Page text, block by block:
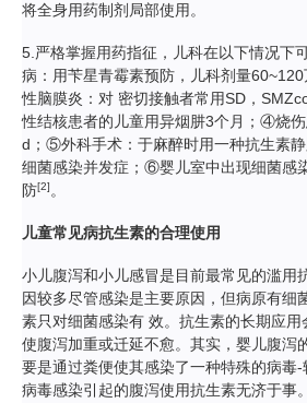
将全身用药制剂局部使用。
5.严格掌握用药指征，儿科在以下情况下
病：用苄星青霉素预防，儿科剂量
性脑膜炎：对 密切接触者常用SD，
性结核患者的儿童用异烟肼3个月；④烧
d；⑤外科手术：于麻醉时用一种抗生素
细菌感染并发症；⑥婴儿室中出现细菌感
防[2] 。
儿童常见病抗生素的合理使用
小儿腹泻和小儿感冒是目前最常见的滥用
因较多尽管感染是主要原因，但病原有细
素只对细菌感染有 效。抗生素的长期应用
使腹泻加重或迁延不愈。其实，婴儿腹泻
要是通过粪便使其感染了一种特殊的病毒
病毒感染引起的腹泻使用抗生素无济于事